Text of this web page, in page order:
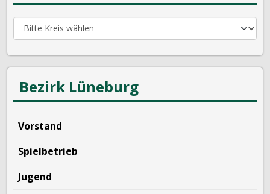
Bezirk Lüneburg
Vorstand
Spielbetrieb
Jugend